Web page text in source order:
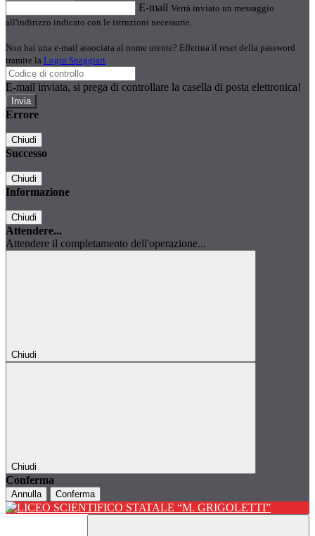
E-mail Verrà inviato un messaggio
all'indirizzo indicato con le istruzioni necessarie.
Non hai una e-mail associata al nome utente? Effettua il reset della password
tramite la Login Spaggiari
E-mail inviata, si prega di controllare la casella di posta elettronica!
Errore
Chiudi
Successo
Chiudi
Informazione
Chiudi
Attendere...
Attendere il completamento dell'operazione...
Chiudi
Chiudi
Conferma
Annulla Conferma